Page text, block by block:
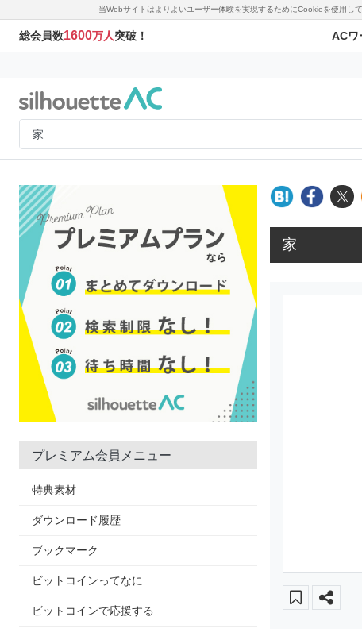
当Webサイトはよりよいユーザー体験を実現するためにCookieを使用し
総会員数1600万人突破！ ACワ
プレミアム会員メニュー
特典素材
ダウンロード履歴
ブックマーク
ビットコインってなに
ビットコインで応援する
家